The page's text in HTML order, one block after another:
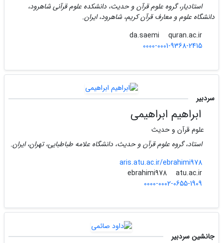
استادیار، گروه علوم قرآن و حدیث، دانشکده علوم قرآنی شاهرود،
دانشگاه علوم و معارف قرآن کریم، شاهرود، ایران.
da.saemi
quran.ac.ir
0000-0001-9368-2415
سردبیر
ابراهیم ابراهیمی
علوم قرآن و حدیث
استاد، گروه علوم قرآن و حدیث، دانشگاه علامه طباطبایی، تهران، ایران.
aris.atu.ac.ir/ebrahimi978
ebrahimi978
atu.ac.ir
0000-0002-0655-1909
جانشین سردبیر